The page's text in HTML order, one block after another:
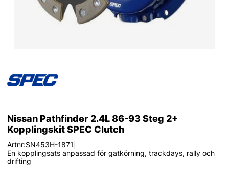
Nissan Pathfinder 2.4L 86-93 Steg 2+
Kopplingskit SPEC Clutch
Artnr:SN453H-1871
En kopplingsats anpassad för gatkörning, trackdays, rally och
drifting